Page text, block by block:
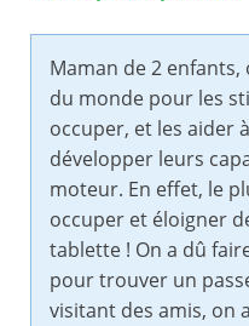
Maman de 2
du monde pour les
occuper, et les aider
développer leurs
moteur. En effet, le
occuper et éloigner
tablette ! On a dû
pour trouver un
visitant des amis, on